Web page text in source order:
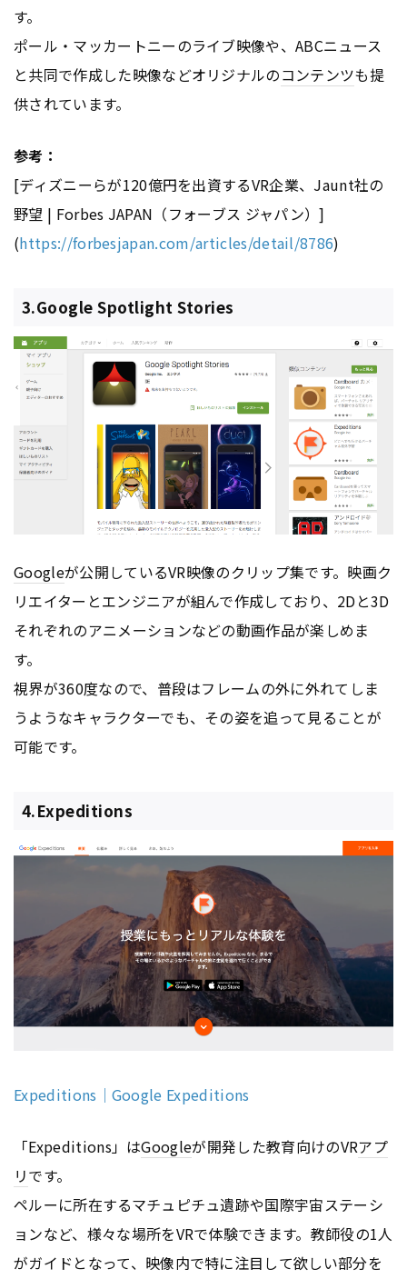
す。
ポール・マッカートニーのライブ映像や、ABCニュース
と共同で作成した映像などオリジナルのコンテンツも提
供されています。
参考：
[ディズニーらが120億円を出資するVR企業、Jaunt社の
野望 | Forbes JAPAN（フォーブス ジャパン）]
(https://forbesjapan.com/articles/detail/8786)
3.Google Spotlight Stories
Googleが公開しているVR映像のクリップ集です。映画ク
リエイターとエンジニアが組んで作成しており、2Dと3D
それぞれのアニメーションなどの動画作品が楽しめま
す。
視界が360度なので、普段はフレームの外に外れてしま
うようなキャラクターでも、その姿を追って見ることが
可能です。
4.Expeditions
Expeditions｜Google Expeditions
「Expeditions」はGoogleが開発した教育向けのVRアプ
リです。
ペルーに所在するマチュピチュ遺跡や国際宇宙ステーシ
ョンなど、様々な場所をVRで体験できます。教師役の1人
がガイドとなって、映像内で特に注目して欲しい部分を